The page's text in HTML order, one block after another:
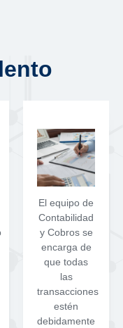
El equipo de
Contabilidad
y Cobros se
encarga de
que todas
las
transacciones
estén
debidamente